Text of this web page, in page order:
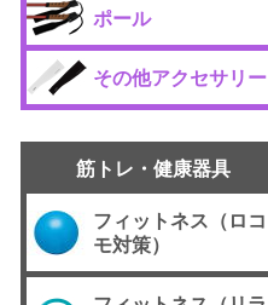
ポール
その他アクセサリー
筋トレ・健康器具
フィットネス（ロコ
モ対策）